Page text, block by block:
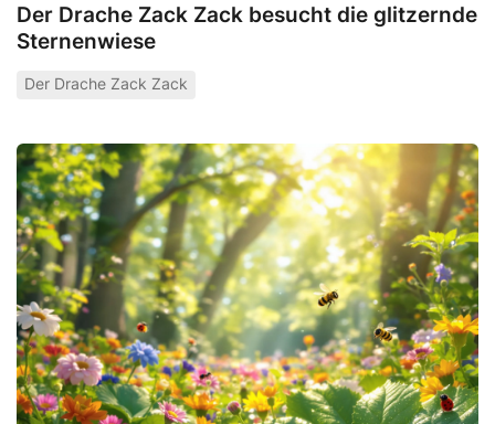
Der Drache Zack Zack besucht die glitzernde
Sternenwiese
Der Drache Zack Zack